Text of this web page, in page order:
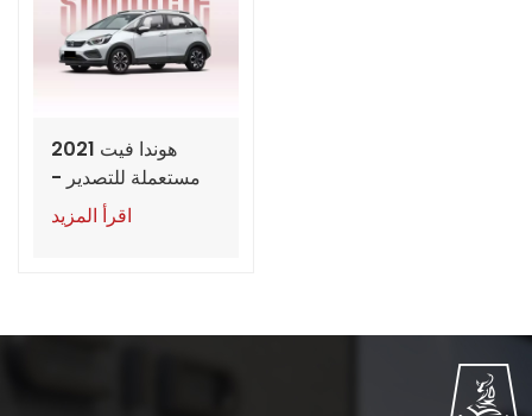
هوندا فيت 2021
مستعملة للتصدير -
1.5 لتر CVT، 100
ألف كم، عرض الوكلاء
اقرأ المزيد